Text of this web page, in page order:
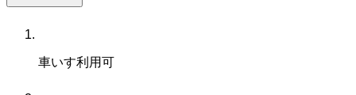
車いす利用可